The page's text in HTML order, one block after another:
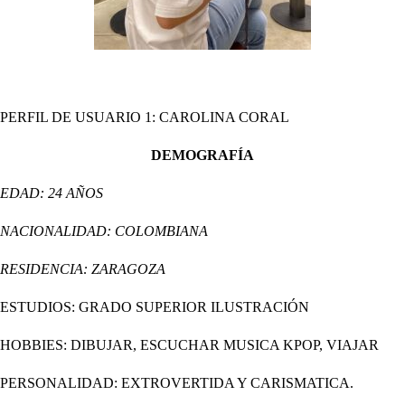
PERFIL DE USUARIO 1: CAROLINA CORAL
DEMOGRAFÍA
EDAD: 24 AÑOS
NACIONALIDAD: COLOMBIANA
RESIDENCIA: ZARAGOZA
ESTUDIOS: GRADO SUPERIOR ILUSTRACIÓN
HOBBIES: DIBUJAR, ESCUCHAR MUSICA KPOP, VIAJAR
PERSONALIDAD: EXTROVERTIDA Y CARISMATICA.